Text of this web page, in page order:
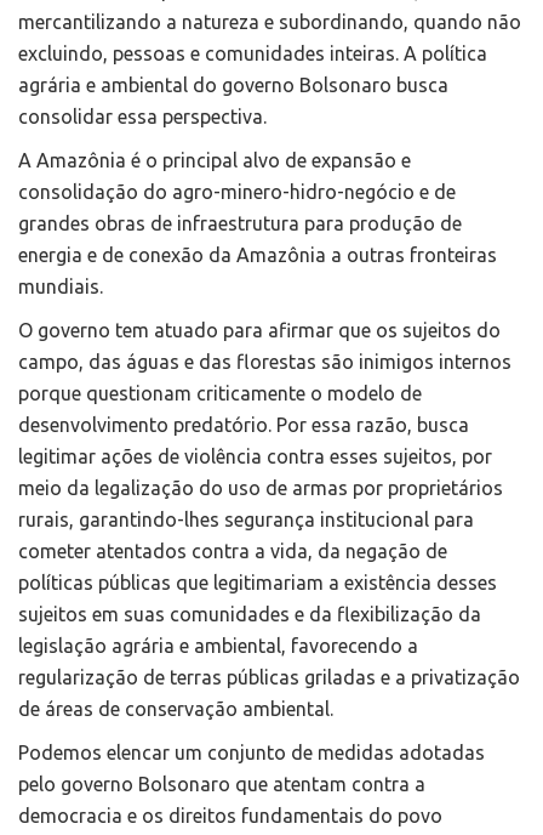
mercantilizando a natureza e subordinando, quando não
excluindo, pessoas e comunidades inteiras. A política
agrária e ambiental do governo Bolsonaro busca
consolidar essa perspectiva.
A Amazônia é o principal alvo de expansão e
consolidação do agro-minero-hidro-negócio e de
grandes obras de infraestrutura para produção de
energia e de conexão da Amazônia a outras fronteiras
mundiais.
O governo tem atuado para afirmar que os sujeitos do
campo, das águas e das florestas são inimigos internos
porque questionam criticamente o modelo de
desenvolvimento predatório. Por essa razão, busca
legitimar ações de violência contra esses sujeitos, por
meio da legalização do uso de armas por proprietários
rurais, garantindo-lhes segurança institucional para
cometer atentados contra a vida, da negação de
políticas públicas que legitimariam a existência desses
sujeitos em suas comunidades e da flexibilização da
legislação agrária e ambiental, favorecendo a
regularização de terras públicas griladas e a privatização
de áreas de conservação ambiental.
Podemos elencar um conjunto de medidas adotadas
pelo governo Bolsonaro que atentam contra a
democracia e os direitos fundamentais do povo